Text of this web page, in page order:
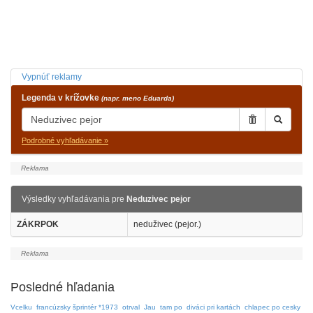
Vypnúť reklamy
Legenda v krížovke (napr. meno Eduarda)
Podrobné vyhľadávanie »
Výsledky vyhľadávania pre Neduzivec pejor
ZÁKRPOK neduživec (pejor.)
Posledné hľadania
Vcelku francúzsky šprintér *1973 otrval Jau tam po diváci pri kartách chlapec po cesky